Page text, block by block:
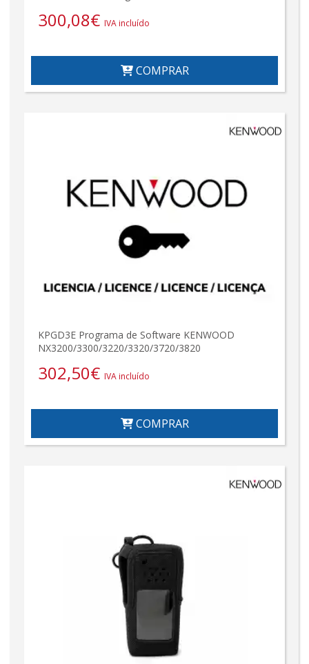
300,08€ IVA incluído
COMPRAR
KPGD3E Programa de Software KENWOOD
NX3200/3300/3220/3320/3720/3820
302,50€ IVA incluído
COMPRAR